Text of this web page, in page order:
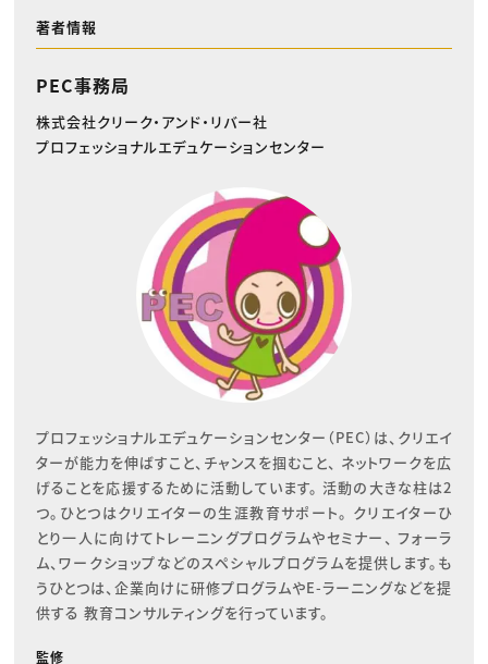
著者情報
PEC事務局
株式会社クリーク・アンド・リバー社
プロフェッショナルエデュケーションセンター
プロフェッショナルエデュケーションセンター（PEC）は、クリエイ
ターが能力を伸ばすこと、チャンスを掴むこと、 ネットワークを広
げることを応援するために活動しています。 活動の大きな柱は2
つ。ひとつはクリエイターの生涯教育サポート。 クリエイターひ
とり一人に向けてトレーニングプログラムやセミナー、 フォーラ
ム、ワークショップなどのスペシャルプログラムを提供します。も
うひとつは、企業向けに研修プログラムやE-ラーニングなどを提
供する 教育コンサルティングを行っています。
監修